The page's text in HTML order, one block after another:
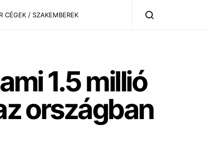
CÉGEK / SZAKEMBEREK
1.5 millió
országban